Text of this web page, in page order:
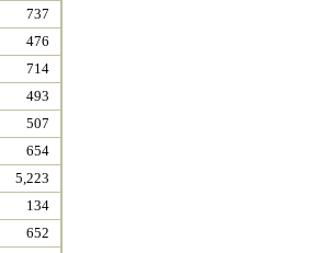
737
476
714
493
507
654
5,223
134
652